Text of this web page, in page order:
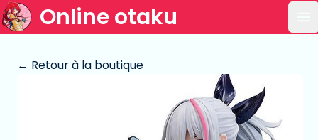
Online otaku
← Retour à la boutique